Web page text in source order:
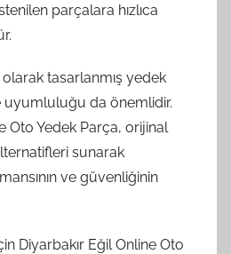
parçalara hızlıca
tasarlanmış yedek
uyumluluğu da önemlidir.
Oto Yedek Parça, orijinal
sunarak
ve güvenliğinin
Diyarbakır Eğil Online Oto